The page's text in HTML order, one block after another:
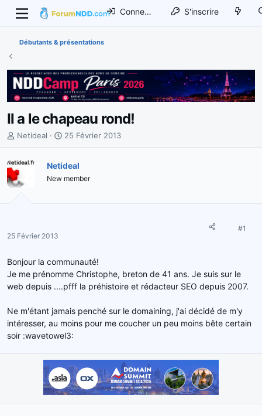
Connexion S'inscrire
Débutants & présentations
Il a le chapeau rond!
I
i
t
i
r
e
a
i
s
c
Netideal
D
e
d
25 Février 2013
Netideal
New member
25 Février 2013
#1
Bonjour la communauté!
Je me prénomme Christophe, breton de 41 ans. Je suis sur le
web depuis ....pfff la préhistoire et rédacteur SEO depuis 2007.
Ne m'étant jamais penché sur le domaining, j'ai décidé de m'y
intéresser, au moins pour me coucher un peu moins bête certain
soir :wavetowel3: